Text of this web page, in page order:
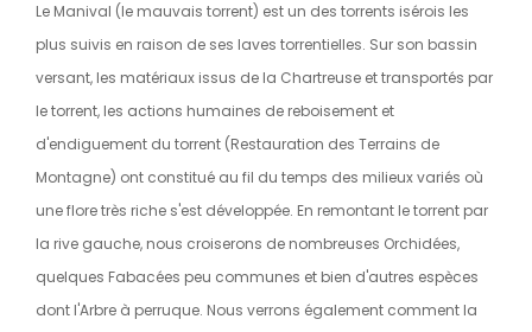
Le Manival (le mauvais torrent) est un des torrents isérois les
plus suivis en raison de ses laves torrentielles. Sur son bassin
versant, les matériaux issus de la Chartreuse et transportés par
le torrent, les actions humaines de reboisement et
d'endiguement du torrent (Restauration des Terrains de
Montagne) ont constitué au fil du temps des milieux variés où
une flore très riche s'est développée. En remontant le torrent par
la rive gauche, nous croiserons de nombreuses Orchidées,
quelques Fabacées peu communes et bien d'autres espèces
dont l'Arbre à perruque. Nous verrons également comment la